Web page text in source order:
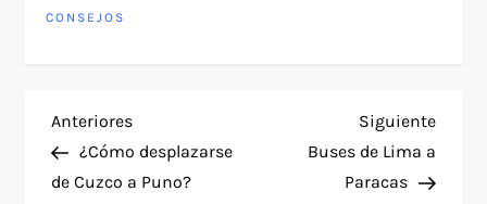
CONSEJOS
N
a
Entrada
anterior
Anteriores
¿Cómo desplazarse
de Cuzco a Puno?
Siguiente
Buses de Lima a
Paracas